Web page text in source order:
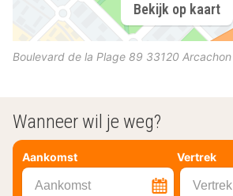
Bekijk op kaart
Boulevard de la Plage 89 33120 Arcachon
Wanneer wil je weg?
Aankomst Vertrek
Aankomst Vertrek